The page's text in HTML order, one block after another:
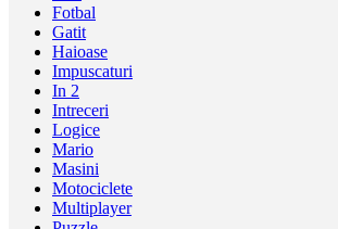
Fotbal
Gatit
Haioase
Impuscaturi
In 2
Intreceri
Logice
Mario
Masini
Motociclete
Multiplayer